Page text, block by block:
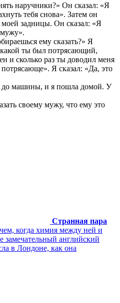
наручники?» Он сказал: «Я
тебя снова». Затем он
задницы. Он сказал: «Я
ему сказать?» Я
какой ты был потрясающий,
и сколько раз ты доводил меня
Я сказал: «Да, это
до машины, и я пошла домой. У
своему мужу, что ему это
Странная пара
когда химия между ней и
замечательный английский
в Лондоне, как она